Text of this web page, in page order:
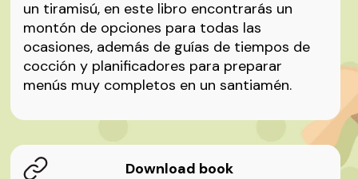
un tiramisú, en este libro encontrarás un
montón de opciones para todas las
ocasiones, además de guías de tiempos de
cocción y planificadores para preparar
menús muy completos en un santiamén.
Download book